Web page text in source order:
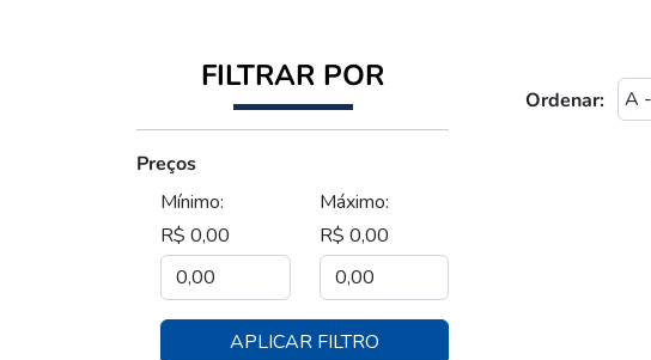
FILTRAR POR
Preços
Mínimo:
R$ 0,00
Máximo:
R$ 0,00
APLICAR FILTRO
Ordenar: